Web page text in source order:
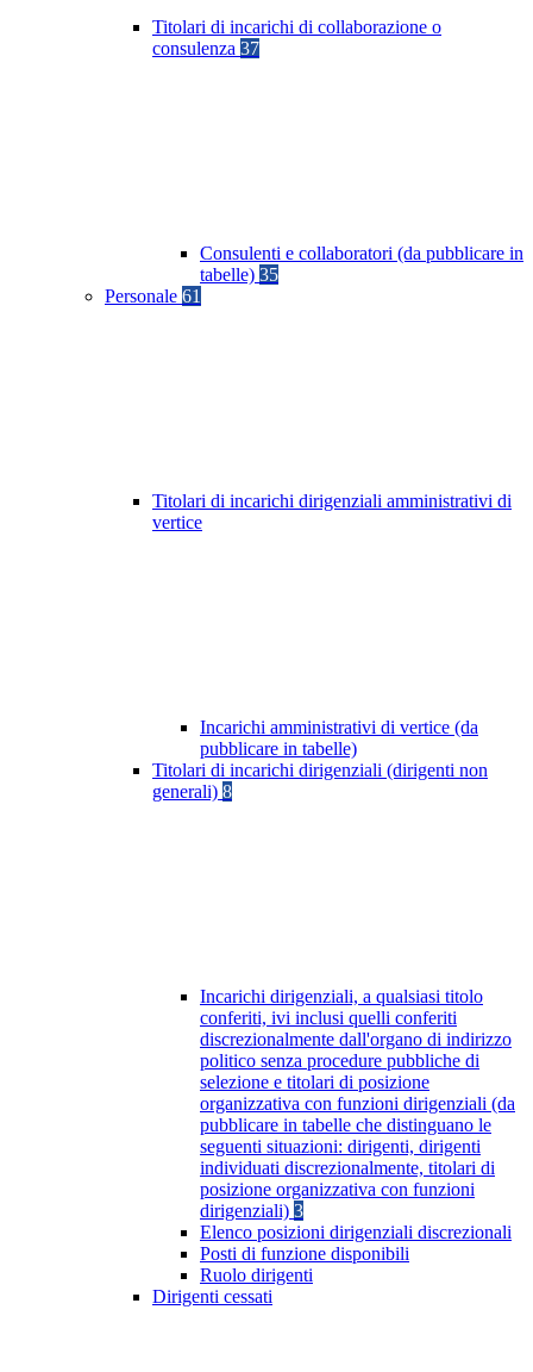
Titolari di incarichi di collaborazione o
consulenza 37
Consulenti e collaboratori (da pubblicare in
tabelle) 35
Personale 61
Titolari di incarichi dirigenziali amministrativi di
vertice
Incarichi amministrativi di vertice (da
pubblicare in tabelle)
Titolari di incarichi dirigenziali (dirigenti non
generali) 8
Incarichi dirigenziali, a qualsiasi titolo
conferiti, ivi inclusi quelli conferiti
discrezionalmente dall'organo di indirizzo
politico senza procedure pubbliche di
selezione e titolari di posizione
organizzativa con funzioni dirigenziali (da
pubblicare in tabelle che distinguano le
seguenti situazioni: dirigenti, dirigenti
individuati discrezionalmente, titolari di
posizione organizzativa con funzioni
dirigenziali) 3
Elenco posizioni dirigenziali discrezionali
Posti di funzione disponibili
Ruolo dirigenti
Dirigenti cessati